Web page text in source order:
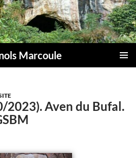
Marcoule
2023). Aven du Bufal.